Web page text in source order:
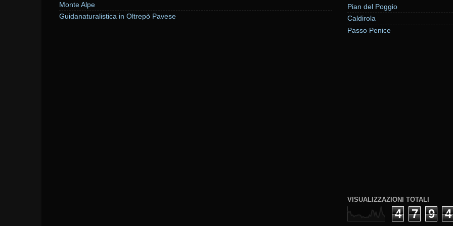
Monte Alpe
Guidanaturalistica in Oltrepò Pavese
Pian del Poggio
Caldirola
Passo Penice
VISUALIZZAZIONI TOTALI
4 7 9 4